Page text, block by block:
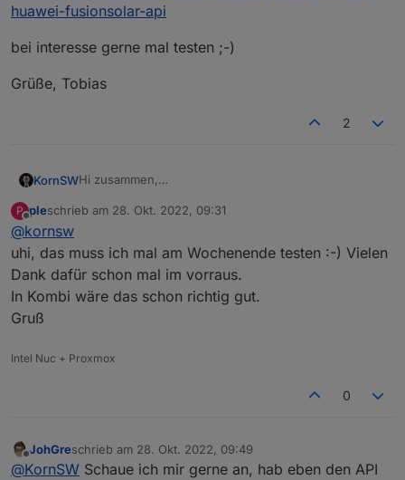
huawei-fusionsolar-api
bei interesse gerne mal testen ;-)
Grüße, Tobias
2
KornSWHi zusammen,
nehmen will (oder in Kombi, zwecks Anreicherung mit
ich habe gerade einen veröffentlicht:
https://github.com/KornSW/ioBroker.fusionsolar
https://forum.iobroker.net/topic/59422/new-adapter-
huawei-fusionsolar-api
bei interesse gerne mal testen ;-)
P
Offline
pleschrieb am 28. Okt. 2022, 09:31
zuletzt editiert von
@kornsw
uhi, das muss ich mal am Wochenende testen :-) Vielen
Dank dafür schon mal im vorraus.
In Kombi wäre das schon richtig gut.
Gruß
Intel Nuc + Proxmox
0
Offline
JohGreschrieb am 28. Okt. 2022, 09:49
zuletzt editiert von
@KornSW Schaue ich mir gerne an, hab eben den API